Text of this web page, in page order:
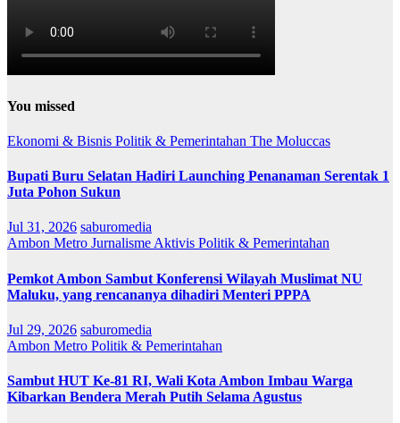
You missed
Ekonomi & Bisnis Politik & Pemerintahan The Moluccas
Bupati Buru Selatan Hadiri Launching Penanaman Serentak 1
Juta Pohon Sukun
Jul 31, 2026 saburomedia
Ambon Metro Jurnalisme Aktivis Politik & Pemerintahan
Pemkot Ambon Sambut Konferensi Wilayah Muslimat NU
Maluku, yang rencananya dihadiri Menteri PPPA
Jul 29, 2026 saburomedia
Ambon Metro Politik & Pemerintahan
Sambut HUT Ke-81 RI, Wali Kota Ambon Imbau Warga
Kibarkan Bendera Merah Putih Selama Agustus